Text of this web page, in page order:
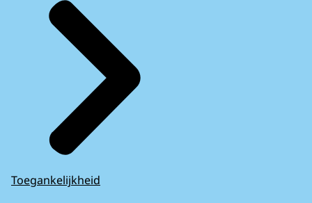
Toegankelijkheid